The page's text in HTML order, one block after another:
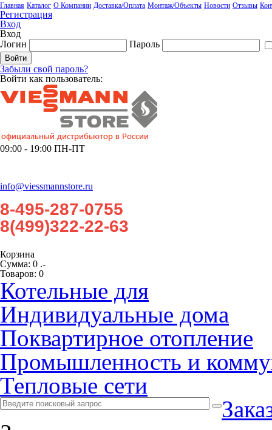
Главная Каталог О Компании Доставка/Оплата Монтаж/Объекты Новости Отзывы
Регистрация
Вход
Вход
Логин
Пароль
Забыли свой пароль?
Войти как пользователь:
09:00 - 19:00 ПН-ПТ
info@viessmannstore.ru
8-495-287-0755
8(499)322-22-63
Корзина
Сумма: 0 .-
Товаров: 0
Котельные для
Индивидуальные дома
Поквартирное отопление
Промышленность и
Тепловые сети